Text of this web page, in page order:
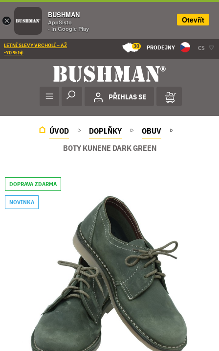
LETNÍ SLEVY VRCHOLÍ – AŽ
-70 %!☀️
30 PRODEJNY CS
PŘIHLAS SE
ÚVOD DOPLŇKY
OBUV
BOTY KUNENE DARK GREEN
DOPRAVA ZDARMA
NOVINKA
×
BUSHMAN
AppSisto
- In Google Play
Otevřít